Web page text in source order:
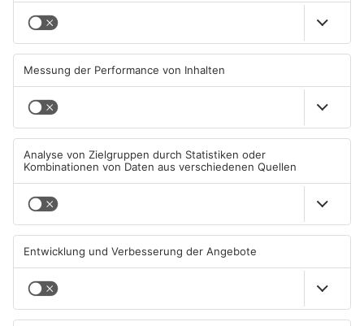
Grundschule in Freigericht
verwüstet
29.07.2026, 06:39 UHR IN MAIN-
KINZIG-KREIS
Freigericht: Einbrecher
plündern Spielhalle
28.07.2026, 07:36 UHR IN MAIN-
KINZIG-KREIS